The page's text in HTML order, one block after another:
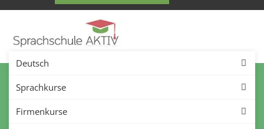
Deutsch
Sprachkurse
Firmenkurse
Türkisch lernen in Basel –